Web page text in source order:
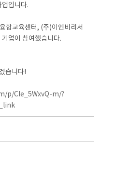
입니다.
합교육센터, (주)이엔비리서
업이 참여했습니다.
습니다!
p/Cle_5WxvQ-m/?